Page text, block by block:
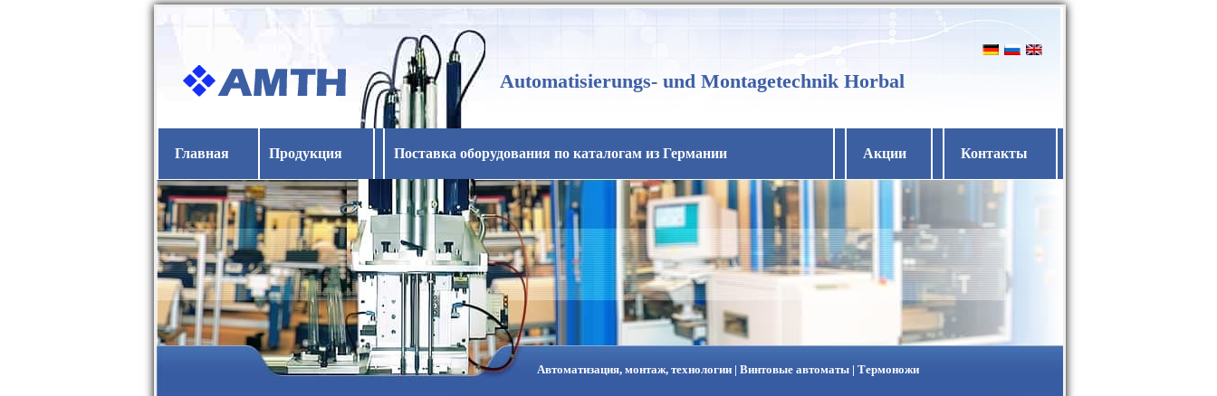
Automatisierungs- und Montagetechnik Horbal
Главная Продукция Поставка оборудования по каталогам из Германии Акции Контакты
Автоматизация, монтаж, технологии | Винтовые автоматы | Термоножи